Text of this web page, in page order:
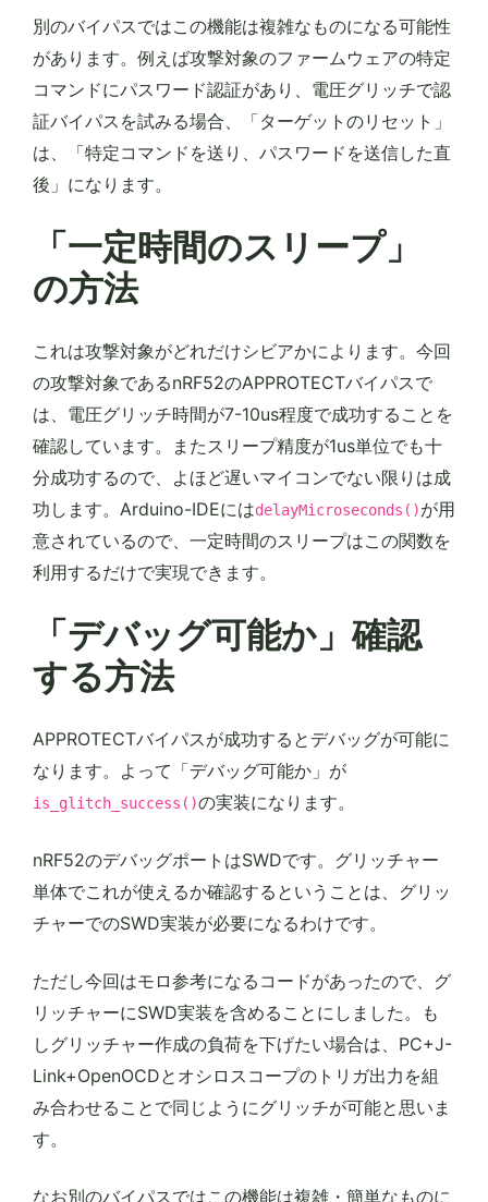
別のバイパスではこの機能は複雑なものになる可能性
があります。例えば攻撃対象のファームウェアの特定
コマンドにパスワード認証があり、電圧グリッチで認
証バイパスを試みる場合、「ターゲットのリセット」
は、「特定コマンドを送り、パスワードを送信した直
後」になります。
「一定時間のスリープ」
の方法
これは攻撃対象がどれだけシビアかによります。今回
の攻撃対象であるnRF52のAPPROTECTバイパスで
は、電圧グリッチ時間が7-10us程度で成功することを
確認しています。またスリープ精度が1us単位でも十
分成功するので、よほど遅いマイコンでない限りは成
功します。Arduino-IDEにはdelayMicroseconds()が用
意されているので、一定時間のスリープはこの関数を
利用するだけで実現できます。
「デバッグ可能か」確認
する方法
APPROTECTバイパスが成功するとデバッグが可能に
なります。よって「デバッグ可能か」が
is_glitch_success()の実装になります。
nRF52のデバッグポートはSWDです。グリッチャー
単体でこれが使えるか確認するということは、グリッ
チャーでのSWD実装が必要になるわけです。
ただし今回はモロ参考になるコードがあったので、グ
リッチャーにSWD実装を含めることにしました。も
しグリッチャー作成の負荷を下げたい場合は、PC+J-
Link+OpenOCDとオシロスコープのトリガ出力を組
み合わせることで同じようにグリッチが可能と思いま
す。
なお別のバイパスではこの機能は複雑・簡単なものに